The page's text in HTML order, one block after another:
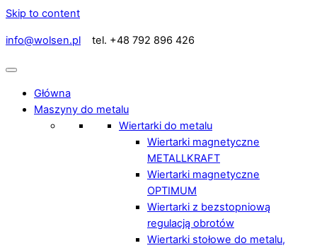
Skip to content
info@wolsen.pl tel. +48 792 896 426
Główna
Maszyny do metalu
Wiertarki do metalu
Wiertarki magnetyczne
METALLKRAFT
Wiertarki magnetyczne
OPTIMUM
Wiertarki z bezstopniową
regulacją obrotów
Wiertarki stołowe do metalu,